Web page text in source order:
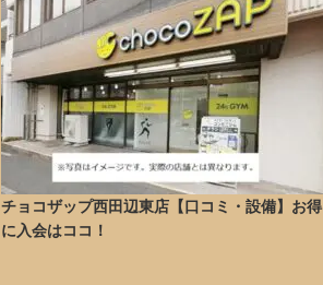
チョコザップ西田辺東店【口コミ・設備】お得
に入会はココ！